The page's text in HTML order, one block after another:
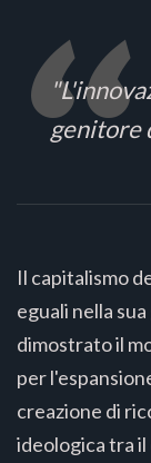
genitore
Il capitalismo
eguali nella
dimostrato il
per
creazione di
ideologica tra il